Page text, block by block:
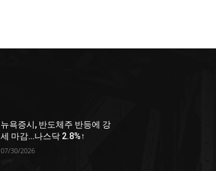
뉴욕증시, 반도체주 반등에 강
세 마감…나스닥 2.8%↑
07/30/2026